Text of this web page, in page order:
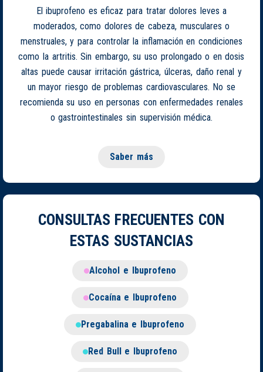
El ibuprofeno es eficaz para tratar dolores leves a
moderados, como dolores de cabeza, musculares o
menstruales, y para controlar la inflamación en condiciones
como la artritis. Sin embargo, su uso prolongado o en dosis
altas puede causar irritación gástrica, úlceras, daño renal y
un mayor riesgo de problemas cardiovasculares. No se
recomienda su uso en personas con enfermedades renales
o gastrointestinales sin supervisión médica.
Saber más
CONSULTAS FRECUENTES CON
ESTAS SUSTANCIAS
Alcohol e Ibuprofeno
Cocaína e Ibuprofeno
Pregabalina e Ibuprofeno
Red Bull e Ibuprofeno